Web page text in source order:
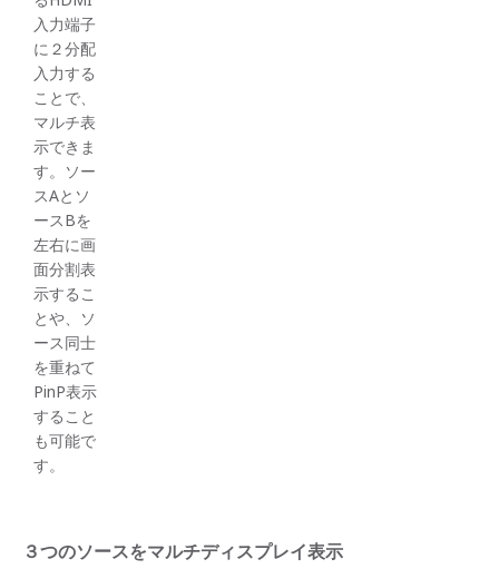
入力端子
に２分配
入力する
ことで、
マルチ表
示できま
す。ソー
スAとソ
ースBを
左右に画
面分割表
示するこ
とや、ソ
ース同士
を重ねて
PinP表示
すること
も可能で
す。
３つのソースをマルチディスプレイ表示